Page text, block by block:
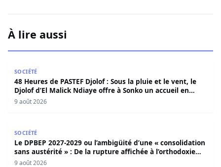
À lire aussi
SOCIÉTÉ
48 Heures de PASTEF Djolof : Sous la pluie et le vent, le
Djolof d’El Malick Ndiaye offre à Sonko un accueil en
apothéose
9 août 2026
SOCIÉTÉ
Le DPBEP 2027-2029 ou l’ambigüité d’une « consolidation
sans austérité » : De la rupture affichée à l’orthodoxie
budgétaire, une analyse critique de la trajectoire
9 août 2026